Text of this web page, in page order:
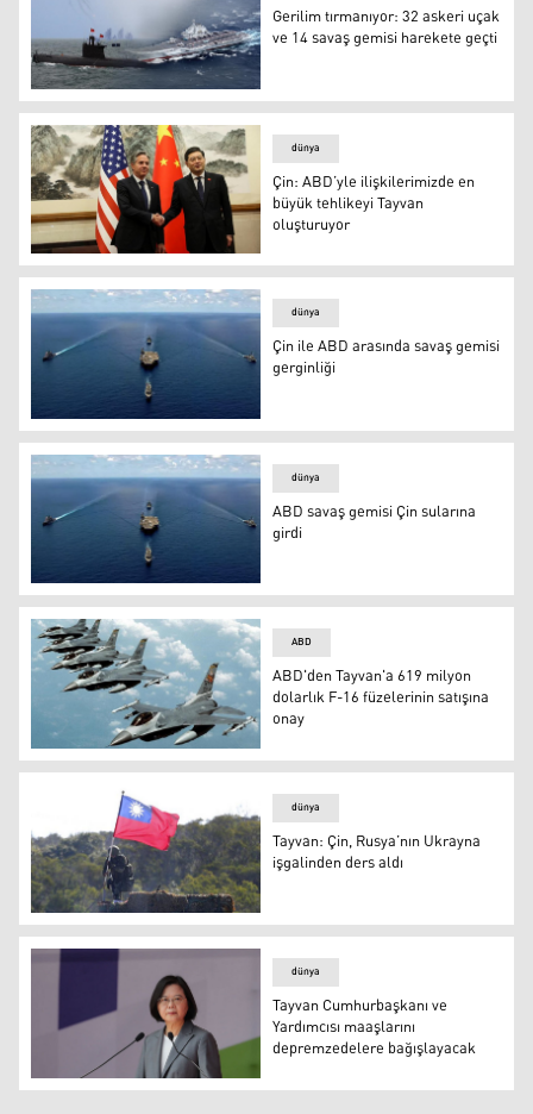
Foto: Reuters
Gerilim tırmanıyor: 32 askeri uçak
ve 14 savaş gemisi harekete geçti
Çin: ABD’yle ilişkilerimizde en büyük tehlikeyi Tayvan
dünya
Çin: ABD’yle ilişkilerimizde en
büyük tehlikeyi Tayvan
oluşturuyor
Çin ile ABD arasında savaş gemisi gerginliği
dünya
Çin ile ABD arasında savaş gemisi
gerginliği
ABD savaş gemisi Çin sularına girdi
dünya
ABD savaş gemisi Çin sularına
girdi
ABD'den Tayvan'a 619 milyon dolarlık F-16 füzelerinin
ABD
ABD'den Tayvan'a 619 milyon
dolarlık F-16 füzelerinin satışına
onay
Tayvan: Çin, Rusya’nın Ukrayna işgalinden ders aldı
dünya
Tayvan: Çin, Rusya’nın Ukrayna
işgalinden ders aldı
Tsai Ing-wen
dünya
Tayvan Cumhurbaşkanı ve
Yardımcısı maaşlarını
depremzedelere bağışlayacak